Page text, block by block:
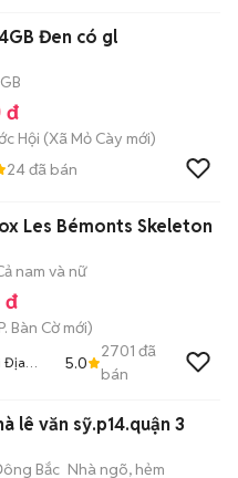
Đen có gl
đ
Hội (Xã Mỏ Cày mới)
24đã bán
Les Bémonts Skeleton
nam và nữ
đ
P. Bàn Cờmới)
Địa
5.0
2701 đã
bán
lê văn sỹ.p14.quận 3
Bắc Nhà ngõ, hẻm